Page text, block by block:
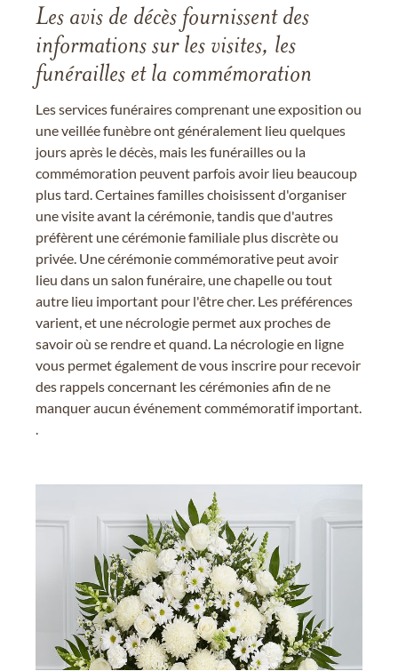
Les avis de décès fournissent des
informations sur les visites, les
funérailles et la commémoration
Les services funéraires comprenant une exposition ou
une veillée funèbre ont généralement lieu quelques
jours après le décès, mais les funérailles ou la
commémoration peuvent parfois avoir lieu beaucoup
plus tard. Certaines familles choisissent d'organiser
une visite avant la cérémonie, tandis que d'autres
préfèrent une cérémonie familiale plus discrète ou
privée. Une cérémonie commémorative peut avoir
lieu dans un salon funéraire, une chapelle ou tout
autre lieu important pour l'être cher. Les préférences
varient, et une nécrologie permet aux proches de
savoir où se rendre et quand. La nécrologie en ligne
vous permet également de vous inscrire pour recevoir
des rappels concernant les cérémonies afin de ne
manquer aucun événement commémoratif important.